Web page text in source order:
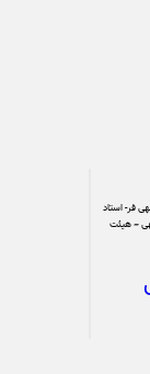
فر- استاد
– هیئت